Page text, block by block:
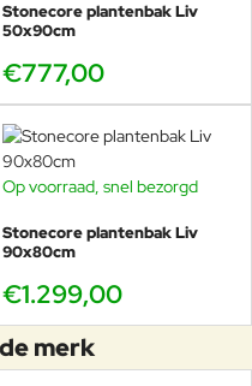
Stonecore plantenbak Liv
50x90cm
€777,00
Op voorraad, snel bezorgd
Stonecore plantenbak Liv
90x80cm
€1.299,00
merk